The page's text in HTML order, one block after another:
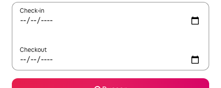
Check-in
Checkout